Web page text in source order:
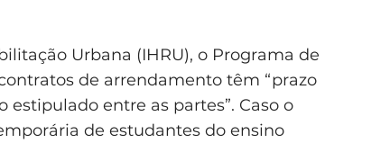
Urbana (IHRU), o Programa de
de arrendamento têm “prazo
entre as partes”. Caso o
de estudantes do ensino